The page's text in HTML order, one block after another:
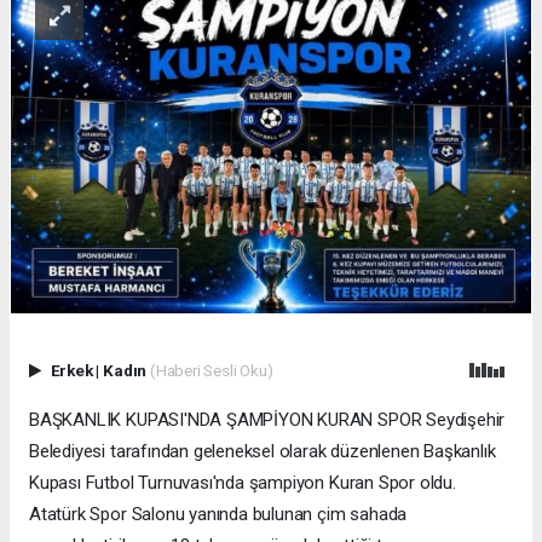
Erkek| Kadın (Haberi Sesli Oku)
BAŞKANLIK KUPASI'NDA ŞAMPİYON KURAN SPOR Seydişehir
Belediyesi tarafından geleneksel olarak düzenlenen Başkanlık
Kupası Futbol Turnuvası'nda şampiyon Kuran Spor oldu.
Atatürk Spor Salonu yanında bulunan çim sahada